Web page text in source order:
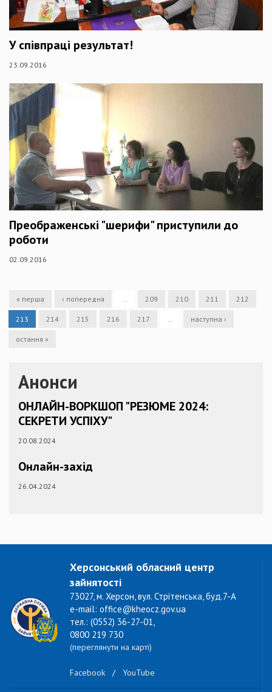
У співпраці результат!
23.09.2016
Преображенські "шерифи" приступили до
роботи
02.09.2016
« перша ‹ попередня 209 210 211 212
213 214 215 216 217 наступна ›
остання »
Анонси
ОНЛАЙН-ВОРКШОП "РЕЗЮМЕ 2024:
СЕКРЕТИ УСПІХУ"
20.08.2024
Онлайн-захід
26.04.2024
Херсонський обласний центр
зайнятості
73027, м. Херсон, вул. Стрітенська, буд.7-А
e-mail: office@kheocz.gov.ua
тел.: (0552) 36-27-01,
0800 219 730
(переглянути на карті)
Facebook / YouTube